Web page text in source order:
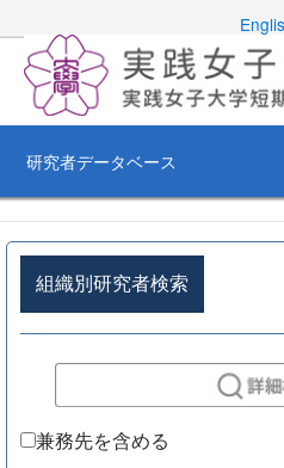
研究者データベース
組織別研究者検索
兼務先を含める